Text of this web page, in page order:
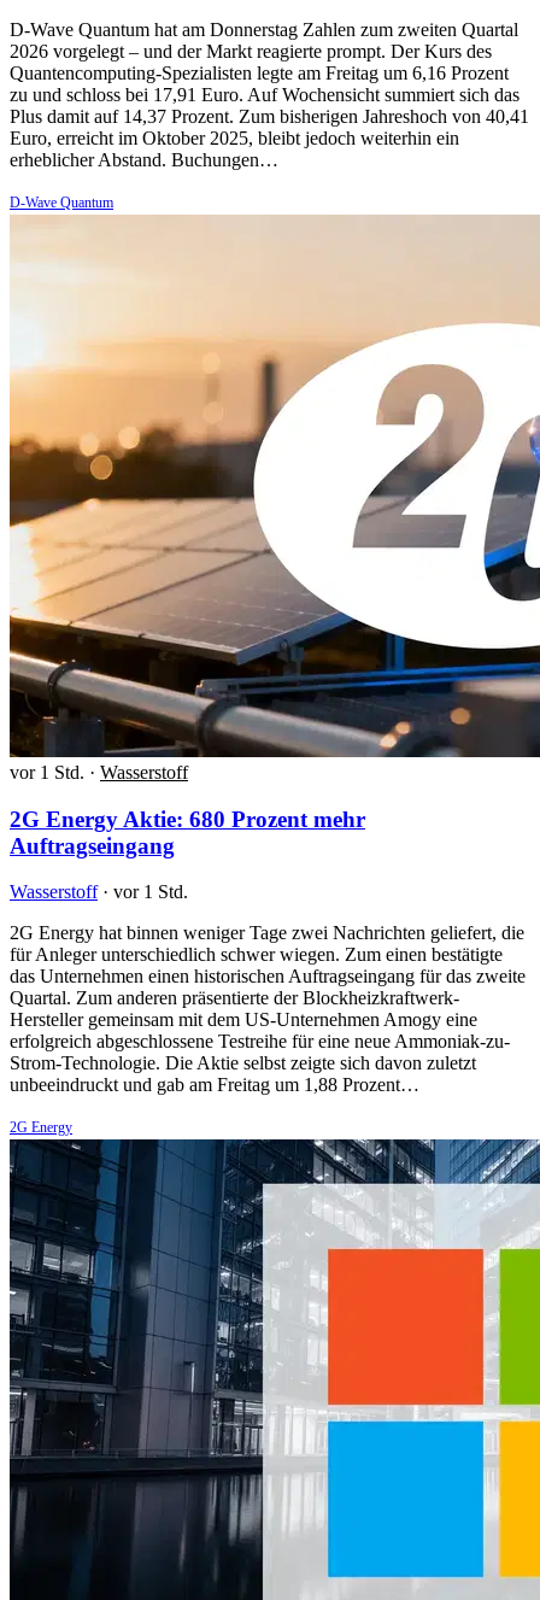
D-Wave Quantum hat am Donnerstag Zahlen zum zweiten Quartal
2026 vorgelegt – und der Markt reagierte prompt. Der Kurs des
Quantencomputing-Spezialisten legte am Freitag um 6,16 Prozent
zu und schloss bei 17,91 Euro. Auf Wochensicht summiert sich das
Plus damit auf 14,37 Prozent. Zum bisherigen Jahreshoch von 40,41
Euro, erreicht im Oktober 2025, bleibt jedoch weiterhin ein
erheblicher Abstand. Buchungen…
D-Wave Quantum
vor 1 Std. · Wasserstoff
2G Energy Aktie: 680 Prozent mehr
Auftragseingang
Wasserstoff · vor 1 Std.
2G Energy hat binnen weniger Tage zwei Nachrichten geliefert, die
für Anleger unterschiedlich schwer wiegen. Zum einen bestätigte
das Unternehmen einen historischen Auftragseingang für das zweite
Quartal. Zum anderen präsentierte der Blockheizkraftwerk-
Hersteller gemeinsam mit dem US-Unternehmen Amogy eine
erfolgreich abgeschlossene Testreihe für eine neue Ammoniak-zu-
Strom-Technologie. Die Aktie selbst zeigte sich davon zuletzt
unbeeindruckt und gab am Freitag um 1,88 Prozent…
2G Energy